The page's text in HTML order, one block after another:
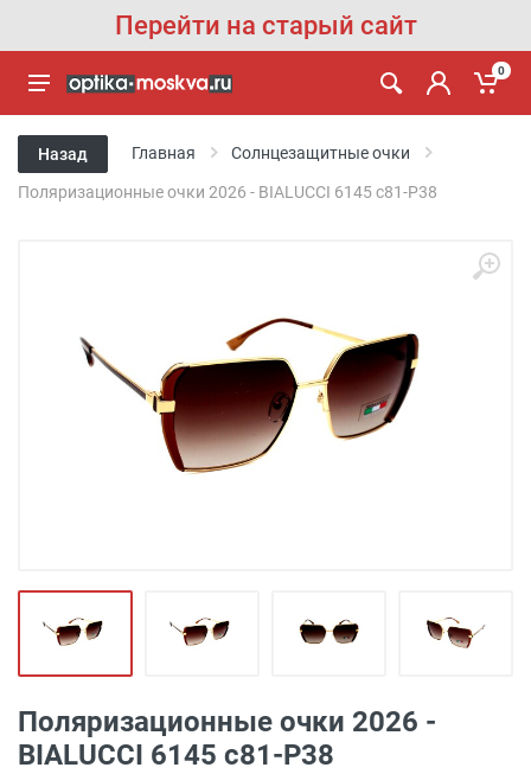
Перейти на старый сайт
0
Назад Главная Солнцезащитные очки
Поляризационные очки 2026 - BIALUCCI 6145 c81-P38
Поляризационные очки 2026 -
BIALUCCI 6145 c81-P38